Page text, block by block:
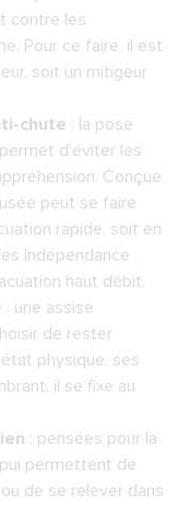
contre les
Pour ce faire, il est
soit un mitigeur
chute : la pose
d'éviter les
Conçue
peut se faire
rapide, soit en
Indépendance
haut débit.
: une assise
de rester
physique, ses
il se fixe au
: pensées pour la
permettent de
de se relever dans